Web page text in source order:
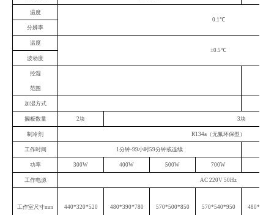
温度
0.1℃
分辨率
温度
±0.5℃
波动度
控湿
范围
加湿方式
搁板数量 2块 3块
制冷剂 R134a（无氟环保型）
工作时间 1分钟-99小时59分钟或连续
功率 300W 400W 500W 700W
工作电源 AC 220V 50Hz
工作室尺寸mm 440*320*520 480*390*780 570*500*850 570*540*950